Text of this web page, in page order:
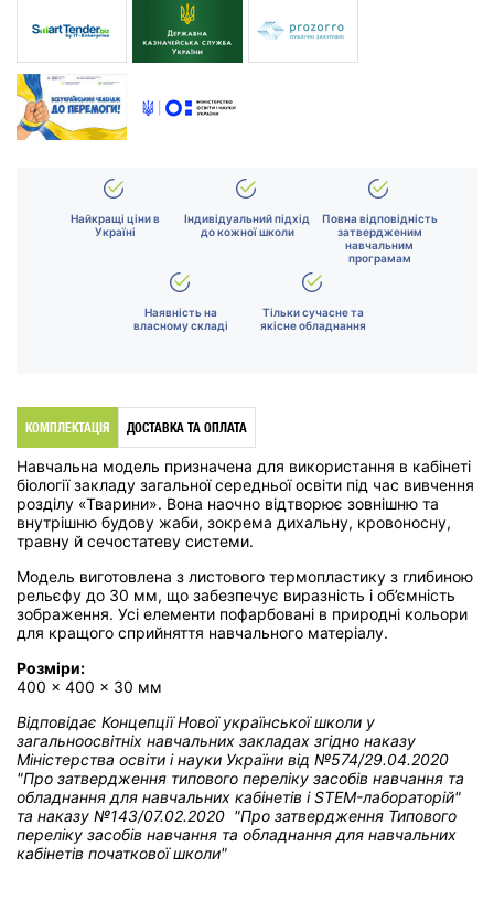
Найкращі ціни в
Україні
Індивідуальний підхід
до кожної школи
Повна відповідність
затвердженим
навчальним
програмам
Наявність на
власному складі
Тільки сучасне та
якісне обладнання
КОМПЛЕКТАЦІЯ ДОСТАВКА ТА ОПЛАТА
Навчальна модель призначена для використання в кабінеті
біології закладу загальної середньої освіти під час вивчення
розділу «Тварини». Вона наочно відтворює зовнішню та
внутрішню будову жаби, зокрема дихальну, кровоносну,
травну й сечостатеву системи.
Модель виготовлена з листового термопластику з глибиною
рельєфу до 30 мм, що забезпечує виразність і об’ємність
зображення. Усі елементи пофарбовані в природні кольори
для кращого сприйняття навчального матеріалу.
Розміри:
400 × 400 × 30 мм
Відповідає Концепції Нової української школи у
загальноосвітніх навчальних закладах згідно наказу
Міністерства освіти і науки України від №574/29.04.2020
"Про затвердження типового переліку засобів навчання та
обладнання для навчальних кабінетів і STEM-лабораторій"
та наказу №143/07.02.2020 "Про затвердження Типового
переліку засобів навчання та обладнання для навчальних
кабінетів початкової школи"